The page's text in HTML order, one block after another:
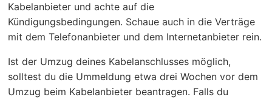
Kabelanbieter und achte auf die
Kündigungsbedingungen. Schaue auch in die Verträge
mit dem Telefonanbieter und dem Internetanbieter rein.
Ist der Umzug deines Kabelanschlusses möglich,
solltest du die Ummeldung etwa drei Wochen vor dem
Umzug beim Kabelanbieter beantragen. Falls du